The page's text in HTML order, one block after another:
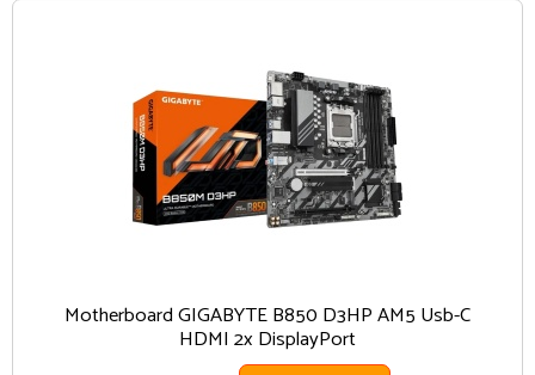
Motherboard GIGABYTE B850 D3HP AM5 Usb-C
HDMI 2x DisplayPort